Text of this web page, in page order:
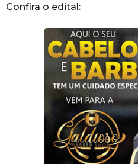
Confira o edital: